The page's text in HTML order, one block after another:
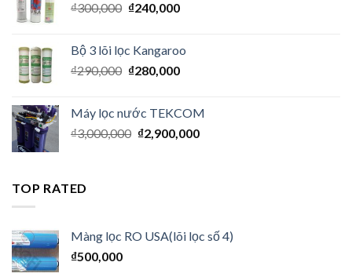
₫300,000 ₫240,000
Bộ 3 lõi lọc Kangaroo
₫290,000 ₫280,000
Máy lọc nước TEKCOM
₫3,000,000 ₫2,900,000
TOP RATED
Màng lọc RO USA(lõi lọc số 4)
₫500,000